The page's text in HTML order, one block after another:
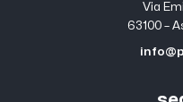
Via
63100 –